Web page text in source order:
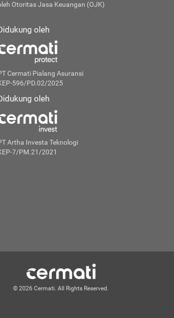
Otoritas Jasa Keuangan (OJK)
oleh
Cermati Pialang Asuransi
596/PD.02/2025
oleh
Artha Investa Teknologi
7/PM.21/2021
© 2026 Cermati. All Rights Reserved.